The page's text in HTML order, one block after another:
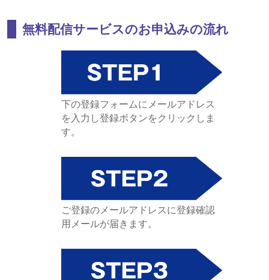
無料配信サービスのお申込みの流れ
下の登録フォームにメールアドレス
を入力し登録ボタンをクリックしま
す。
ご登録のメールアドレスに登録確認
用メールが届きます。